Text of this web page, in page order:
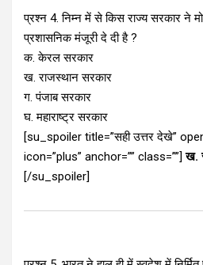
प्रश्न 4. निम्न में से किस राज्य सरकार ने
प्रशासनिक मंजूरी दे दी है ?
क. केरल सरकार
ख. राजस्थान सरकार
ग. पंजाब सरकार
घ. महाराष्ट्र सरकार
[su_spoiler title=”सही उत्तर देखे”
icon=”plus” anchor=”” class=””]ख.
[/su_spoiler]